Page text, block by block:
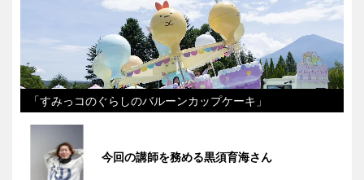
「すみっコのぐらしのバルーンカップケーキ」
今回の講師を務める黒須育海さん